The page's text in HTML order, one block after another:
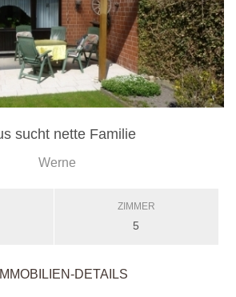
sucht nette Familie
Werne
ZIMMER
5
IMMOBILIEN-DETAILS